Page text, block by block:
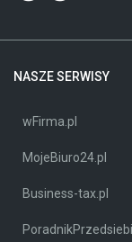
NASZE SERWISY
wFirma.pl
MojeBiuro24.pl
Business-tax.pl